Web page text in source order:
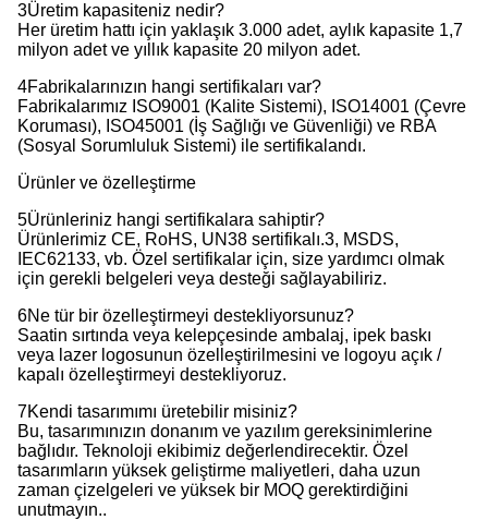
3Üretim kapasiteniz nedir?
Her üretim hattı için yaklaşık 3.000 adet, aylık kapasite 1,7
milyon adet ve yıllık kapasite 20 milyon adet.
4Fabrikalarınızın hangi sertifikaları var?
Fabrikalarımız ISO9001 (Kalite Sistemi), ISO14001 (Çevre
Koruması), ISO45001 (İş Sağlığı ve Güvenliği) ve RBA
(Sosyal Sorumluluk Sistemi) ile sertifikalandı.
Ürünler ve özelleştirme
5Ürünleriniz hangi sertifikalara sahiptir?
Ürünlerimiz CE, RoHS, UN38 sertifikalı.3, MSDS,
IEC62133, vb. Özel sertifikalar için, size yardımcı olmak
için gerekli belgeleri veya desteği sağlayabiliriz.
6Ne tür bir özelleştirmeyi destekliyorsunuz?
Saatin sırtında veya kelepçesinde ambalaj, ipek baskı
veya lazer logosunun özelleştirilmesini ve logoyu açık /
kapalı özelleştirmeyi destekliyoruz.
7Kendi tasarımımı üretebilir misiniz?
Bu, tasarımınızın donanım ve yazılım gereksinimlerine
bağlıdır. Teknoloji ekibimiz değerlendirecektir. Özel
tasarımların yüksek geliştirme maliyetleri, daha uzun
zaman çizelgeleri ve yüksek bir MOQ gerektirdiğini
unutmayın..